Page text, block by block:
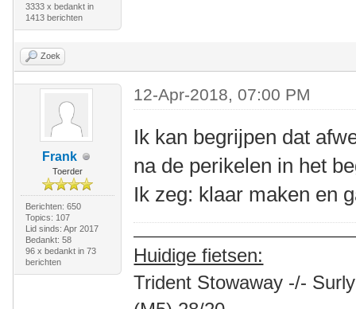
3333 x bedankt in
1413 berichten
Zoek
Frank
Toerder
Berichten: 650
Topics: 107
Lid sinds: Apr 2017
Bedankt: 58
96 x bedankt in 73
berichten
12-Apr-2018, 07:00 PM
Ik kan begrijpen dat
na de perikelen in het
Ik zeg: klaar maken en
Huidige fietsen:
Trident Stowaway -/-